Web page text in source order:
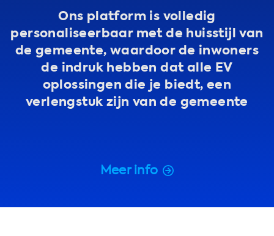
Ons platform is volledig
personaliseerbaar met de huisstijl van
de gemeente, waardoor de inwoners
de indruk hebben dat alle EV
oplossingen die je biedt, een
verlengstuk zijn van de gemeente
Meer info